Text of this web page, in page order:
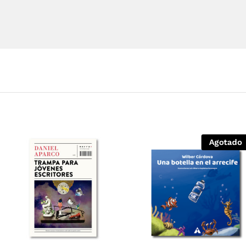
Agotado